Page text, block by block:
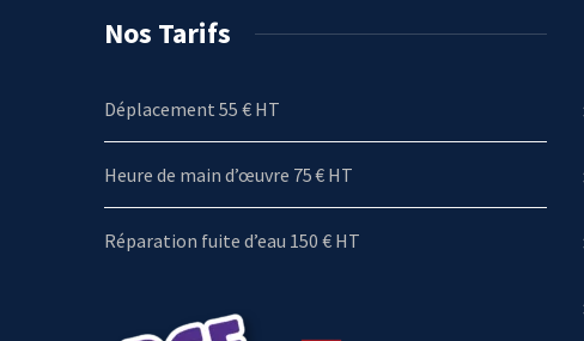
Nos Tarifs
Déplacement 55 € HT
Heure de main d’œuvre 75 € HT
Réparation fuite d’eau 150 € HT